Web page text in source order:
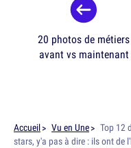
20 photos de métiers
avant vs maintenant
Accueil Vu en Une
Top 12
stars, y'a pas à dire : ils ont de